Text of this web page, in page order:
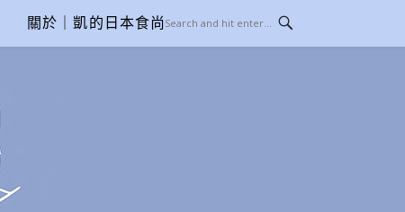
關於｜凱的日本食尚日記